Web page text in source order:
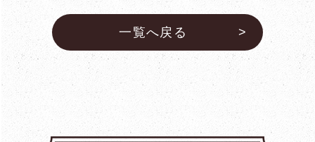
一覧へ戻る